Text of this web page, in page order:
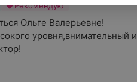
Рекомендую
Ольге Валерьевне!
уровня,внимательный и